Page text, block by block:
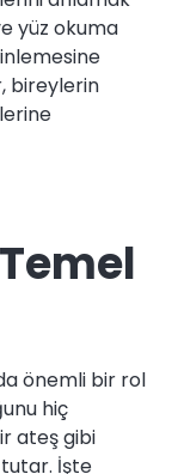
yüz okuma
bireylerin
önemli bir rol
hiç
ateş gibi
İşte